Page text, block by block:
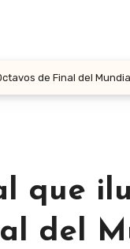
de Final del
que
del